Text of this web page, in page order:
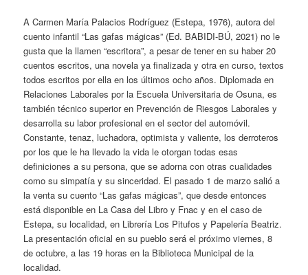
A Carmen María Palacios Rodríguez (Estepa, 1976), autora del
cuento infantil “Las gafas mágicas” (Ed. BABIDI-BÚ, 2021) no le
gusta que la llamen “escritora”, a pesar de tener en su haber 20
cuentos escritos, una novela ya finalizada y otra en curso, textos
todos escritos por ella en los últimos ocho años. Diplomada en
Relaciones Laborales por la Escuela Universitaria de Osuna, es
también técnico superior en Prevención de Riesgos Laborales y
desarrolla su labor profesional en el sector del automóvil.
Constante, tenaz, luchadora, optimista y valiente, los derroteros
por los que le ha llevado la vida le otorgan todas esas
definiciones a su persona, que se adorna con otras cualidades
como su simpatía y su sinceridad. El pasado 1 de marzo salió a
la venta su cuento “Las gafas mágicas”, que desde entonces
está disponible en La Casa del Libro y Fnac y en el caso de
Estepa, su localidad, en Librería Los Pitufos y Papelería Beatriz.
La presentación oficial en su pueblo será el próximo viernes, 8
de octubre, a las 19 horas en la Biblioteca Municipal de la
localidad.